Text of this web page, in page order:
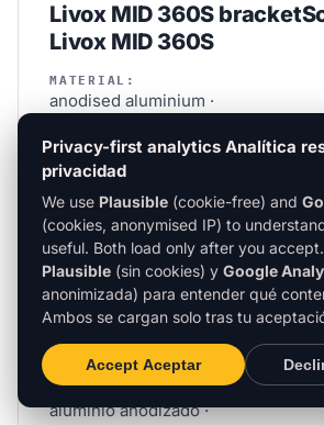
Livox MID 360S bracket
Livox MID 360S
MATERIAL:
anodised aluminium ·
220 g
M6/M4 or 2× M10 ·
ADJUSTMENT:
±35° tilt + ±90° rotation
bracket for the MID 360S. Fits
profiles (Bosch / Item 30 mm),
rails, drone mounts. Comes with
damping inserts.
MATERIAL:
aluminio anodizado ·
Privacy-first analytics Analítica
privacidad
We use Plausible (cookie-free) and
(cookies, anonymised IP) to
useful. Both load only after you accept.
Plausible (sin cookies) y Google
anonimizada) para entender qué
Ambos se cargan solo tras tu
Accept Aceptar